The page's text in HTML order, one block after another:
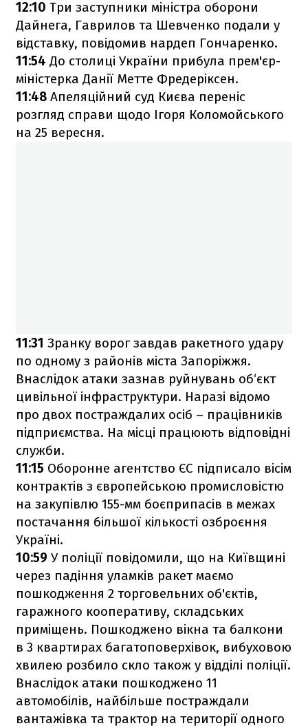
12:10 Три заступники міністра оборони
Дайнега, Гаврилов та Шевченко подали у
відставку, повідомив нардеп Гончаренко.
11:54 До столиці України прибула прем'єр-
міністерка Данії Метте Фредеріксен.
11:48 Апеляційний суд Києва переніс
розгляд справи щодо Ігоря Коломойського
на 25 вересня.
11:31 Зранку ворог завдав ракетного удару
по одному з районів міста Запоріжжя.
Внаслідок атаки зазнав руйнувань об‘єкт
цивільної інфраструктури. Наразі відомо
про двох постраждалих осіб – працівників
підприємства. На місці працюють відповідні
служби.
11:15 Оборонне агентство ЄС підписало вісім
контрактів з європейською промисловістю
на закупівлю 155-мм боєприпасів в межах
постачання більшої кількості озброєння
Україні.
10:59 У поліції повідомили, що на Київщині
через падіння уламків ракет маємо
пошкодження 2 торговельних об'єктів,
гаражного кооперативу, складських
приміщень. Пошкоджено вікна та балкони
в 3 квартирах багатоповерхівок, вибуховою
хвилею розбило скло також у відділі поліції.
Внаслідок атаки пошкоджено 11
автомобілів, найбільше постраждали
вантажівка та трактор на території одного